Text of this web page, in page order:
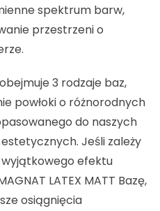
spektrum barw,
przestrzeni o
obejmuje 3 rodzaje baz,
powłoki o różnorodnych
do naszych
Jeśli zależy
wyjątkowego efektu
LATEX MATT Bazę,
osiągnięcia